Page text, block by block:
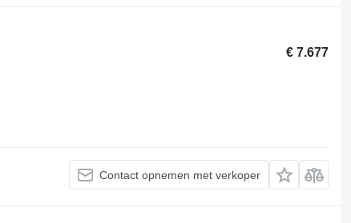
€ 7.677
Contact opnemen met verkoper